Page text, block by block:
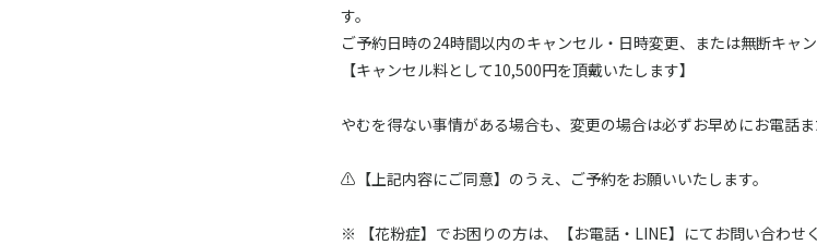
す。
ご予約日時の24時間以内のキャンセル・日時変更、または無断キャ
【キャンセル料として10,500円を頂戴いたします】
やむを得ない事情がある場合も、変更の場合は必ずお早めにお電話ま
⚠️【上記内容にご同意】のうえ、ご予約をお願いいたします。
※ 【花粉症】でお困りの方は、【お電話・LINE】にてお問い合わせ